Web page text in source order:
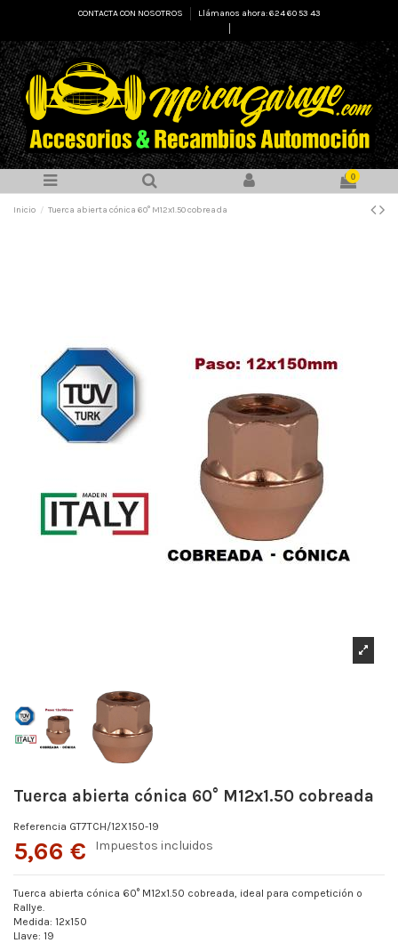
CONTACTA CON NOSOTROS
Llámanos ahora: 624 60 53 43
0
Inicio Tuerca abierta cónica 60° M12x1.50 cobreada
Tuerca abierta cónica 60° M12x1.50 cobreada
Referencia GT7TCH/12X150-19
5,66 € Impuestos incluidos
Tuerca abierta cónica 60° M12x1.50 cobreada, ideal para competición o
Rallye.
Medida: 12x150
Llave: 19